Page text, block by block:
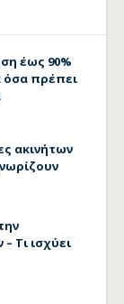
έως 90%
όσα πρέπει
ακινήτων
Τι ισχύει